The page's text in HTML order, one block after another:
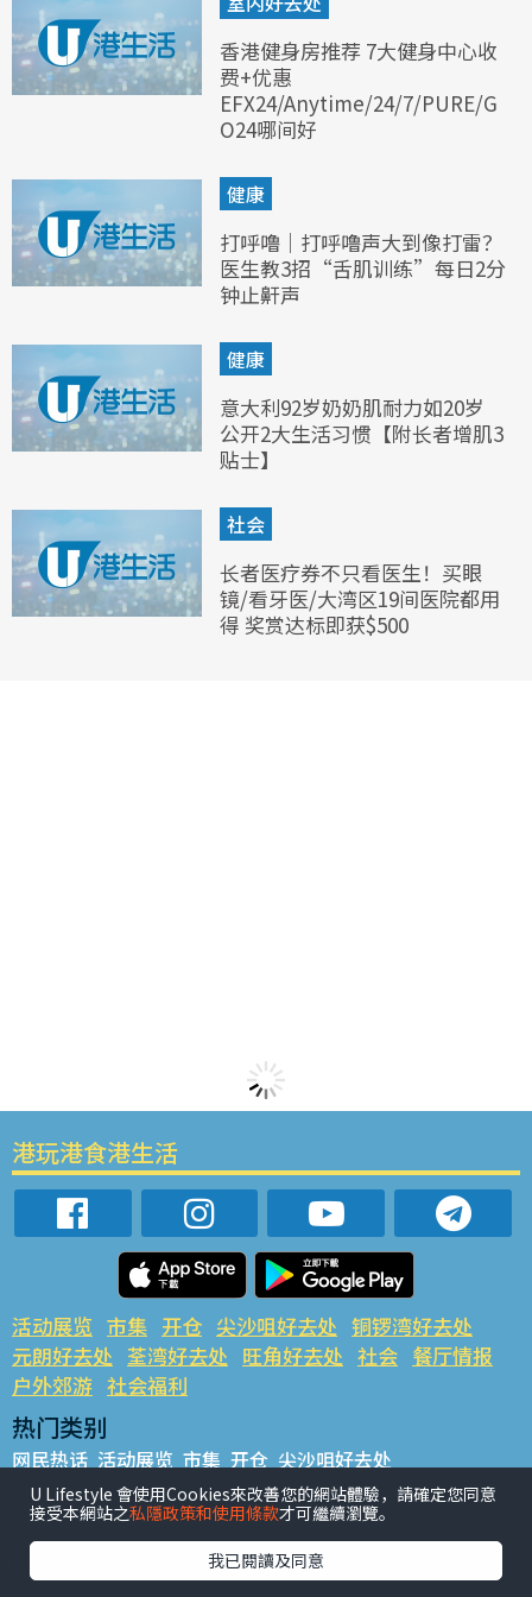
香港健身房推荐 7大健身中心收
费+优惠
EFX24/Anytime/24/7/PURE/G
O24哪间好
健康
打呼噜｜打呼噜声大到像打雷？
医生教3招“舌肌训练”每日2分
钟止鼾声
健康
意大利92岁奶奶肌耐力如20岁
公开2大生活习惯【附长者增肌3
贴士】
社会
长者医疗券不只看医生！买眼
镜/看牙医/大湾区19间医院都用
得 奖赏达标即获$500
港玩港食港生活
活动展览 市集 开仓 尖沙咀好去处 铜锣湾好去处
元朗好去处 荃湾好去处 旺角好去处 社会 餐厅情报
户外郊游 社会福利
热门类别
网民热话 活动展览 市集 开仓 尖沙咀好去处
铜锣湾好去处 元朗好去处 荃湾好去处 旺角好去处 社会
餐厅情报 户外郊游
热门标签
#UGO揾好去处 #人气活动推介 #美食社群热话
U Lifestyle 會使用Cookies來改善您的網站體驗，請確定您同意
接受本網站之私隱政策和使用條款才可繼續瀏覽。
我已閱讀及同意